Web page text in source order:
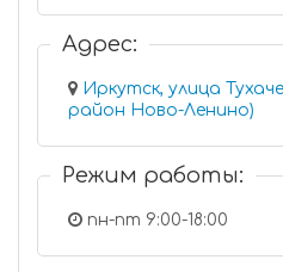
Адрес:
Иркутск, улица
район Ново-Ленино)
Режим работы:
пн-пт 9:00-18:00